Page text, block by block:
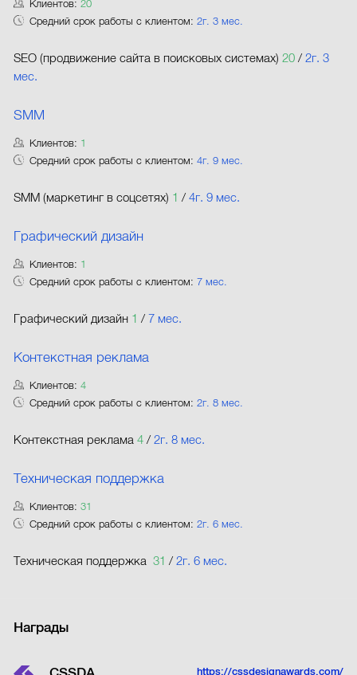
Клиентов:20
Средний срок работы с клиентом:2г. 3 мес.
SEO (продвижение сайта в поисковых системах) 20 /2г. 3
мес.
SMM
Клиентов: 1
Средний срок работы с клиентом:4г. 9 мес.
SMM (маркетинг в соцсетях) 1 /4г. 9 мес.
Графический дизайн
Клиентов: 1
Средний срок работы с клиентом:7 мес.
Графический дизайн 1 /7 мес.
Контекстная реклама
Клиентов:4
Средний срок работы с клиентом:2г. 8 мес.
Контекстная реклама 4 /2г. 8 мес.
Техническая поддержка
Клиентов:31
Средний срок работы с клиентом:2г. 6 мес.
Техническая поддержка 31 /2г. 6 мес.
Награды
https://cssdesignawards.com/